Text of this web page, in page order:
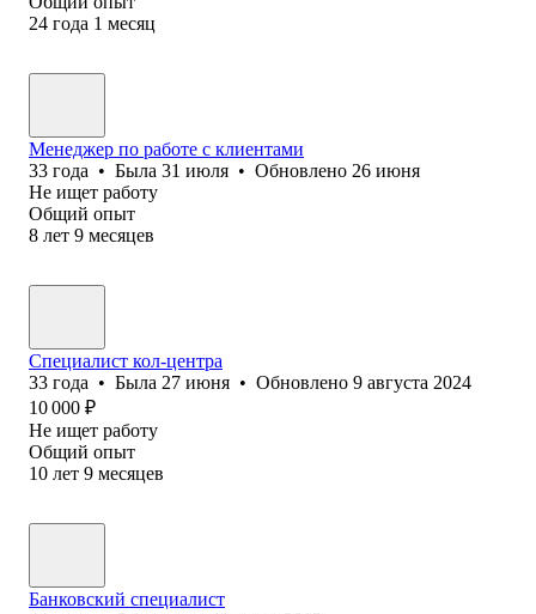
24 года 1 месяц
Менеджер по работе с клиентами
33 года • Была 31 июля • Обновлено 26 июня
Не ищет работу
Общий опыт
8 лет 9 месяцев
Специалист кол-центра
33 года • Была 27 июня • Обновлено 9 августа 2024
10 000 ₽
Не ищет работу
Общий опыт
10 лет 9 месяцев
Банковский специалист